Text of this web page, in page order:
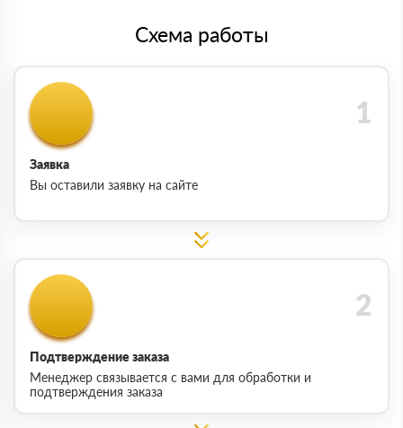
Схема работы
Заявка
Вы оставили заявку на сайте
Подтверждение заказа
Менеджер связывается с вами для обработки и
подтверждения заказа